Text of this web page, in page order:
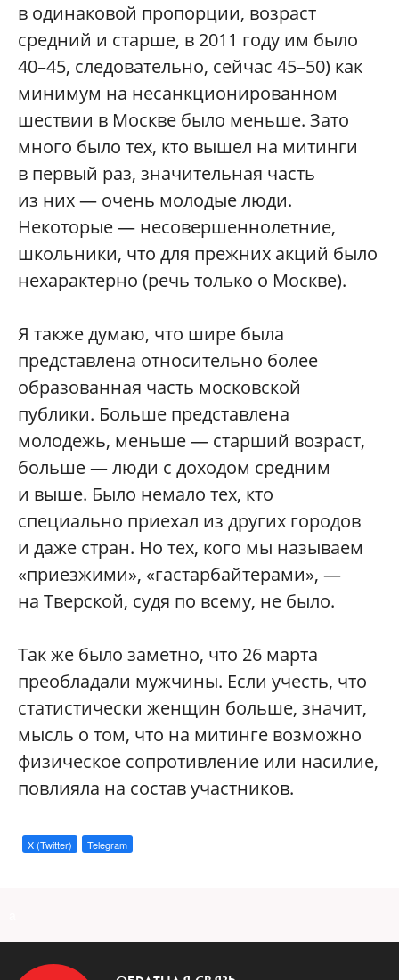
в одинаковой пропорции, возраст
средний и старше, в 2011 году им было
40–45, следовательно, сейчас 45–50) как
минимум на несанкционированном
шествии в Москве было меньше. Зато
много было тех, кто вышел на митинги
в первый раз, значительная часть
из них — очень молодые люди.
Некоторые — несовершеннолетние,
школьники, что для прежних акций было
нехарактерно (речь только о Москве).
Я также думаю, что шире была
представлена относительно более
образованная часть московской
публики. Больше представлена
молодежь, меньше — старший возраст,
больше — люди с доходом средним
и выше. Было немало тех, кто
специально приехал из других городов
и даже стран. Но тех, кого мы называем
«приезжими», «гастарбайтерами», —
на Тверской, судя по всему, не было.
Так же было заметно, что 26 марта
преобладали мужчины. Если учесть, что
статистически женщин больше, значит,
мысль о том, что на митинге возможно
физическое сопротивление или насилие,
повлияла на состав участников.
X (Twitter) Telegram